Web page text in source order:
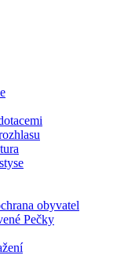
obyvatel
Pečky